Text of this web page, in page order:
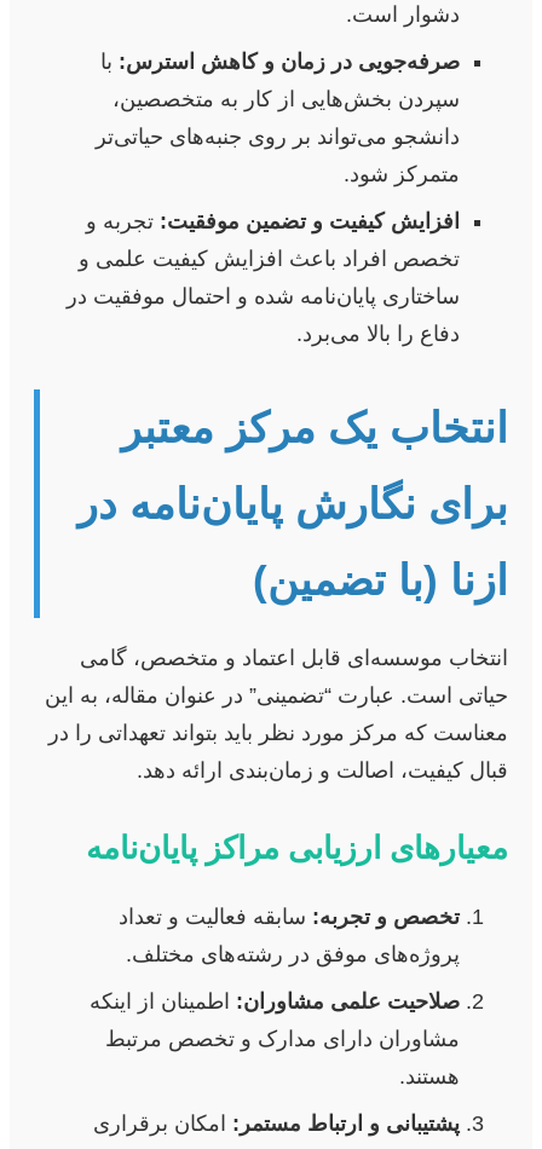
دشوار است.
صرفه‌جویی در زمان و کاهش استرس: با
سپردن بخش‌هایی از کار به متخصصین،
دانشجو می‌تواند بر روی جنبه‌های حیاتی‌تر
متمرکز شود.
افزایش کیفیت و تضمین موفقیت: تجربه و
تخصص افراد باعث افزایش کیفیت علمی و
ساختاری پایان‌نامه شده و احتمال موفقیت در
دفاع را بالا می‌برد.
انتخاب یک مرکز معتبر
برای نگارش پایان‌نامه در
ازنا (با تضمین)
انتخاب موسسه‌ای قابل اعتماد و متخصص، گامی
حیاتی است. عبارت “تضمینی” در عنوان مقاله، به این
معناست که مرکز مورد نظر باید بتواند تعهداتی را در
قبال کیفیت، اصالت و زمان‌بندی ارائه دهد.
معیارهای ارزیابی مراکز پایان‌نامه
تخصص و تجربه: سابقه فعالیت و تعداد
پروژه‌های موفق در رشته‌های مختلف.
صلاحیت علمی مشاوران: اطمینان از اینکه
مشاوران دارای مدارک و تخصص مرتبط
هستند.
پشتیبانی و ارتباط مستمر: امکان برقراری